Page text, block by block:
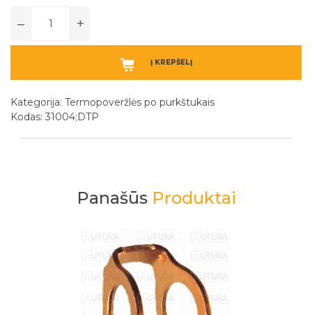
– +
Į KREPŠELĮ
Kategorija: Termopoveržlės po purkštukais
Kodas: 31004;DTP
Panašūs Produktai